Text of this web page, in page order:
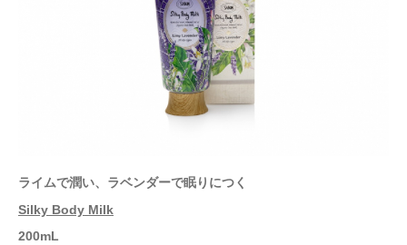
ライムで潤い、ラベンダーで眠りにつく
Silky Body Milk
200mL